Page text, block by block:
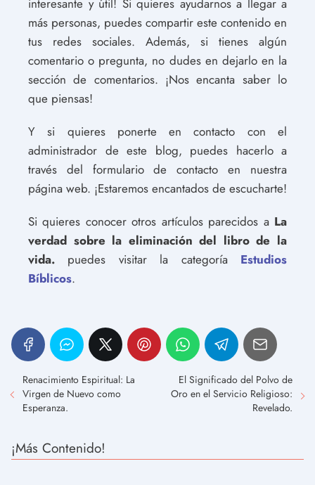
interesante y útil! Si quieres ayudarnos a llegar a
más personas, puedes compartir este contenido en
tus redes sociales. Además, si tienes algún
comentario o pregunta, no dudes en dejarlo en la
sección de comentarios. ¡Nos encanta saber lo
que piensas!
Y si quieres ponerte en contacto con el
administrador de este blog, puedes hacerlo a
través del formulario de contacto en nuestra
página web. ¡Estaremos encantados de escucharte!
Si quieres conocer otros artículos parecidos a La
verdad sobre la eliminación del libro de la
vida. puedes visitar la categoría Estudios
Bíblicos.
Renacimiento Espiritual: La
Virgen de Nuevo como
Esperanza.
El Significado del Polvo de
Oro en el Servicio Religioso:
Revelado.
¡Más Contenido!